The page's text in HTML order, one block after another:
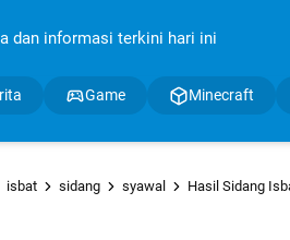
dan informasi terkini hari ini
Game Minecraft
isbat sidang syawal Hasil Sidang Isbat Syawal